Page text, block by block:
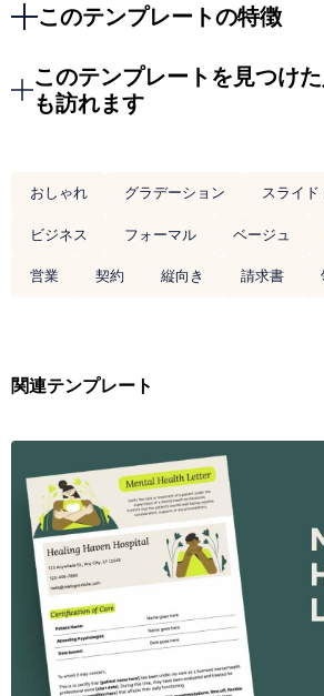
このテンプレートの特徴
このテンプレートを見つけ
も訪れます
おしゃれ グラデーション
スライド
ビジネス
フォーマル ベージュ
営業
契約 縦向き 請求書
関連テンプレート